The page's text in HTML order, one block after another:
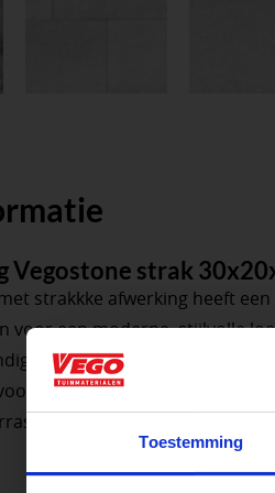
Toestemming
Vegostone strak
strakkke afwerking heeft
voor een moderne, stijlvolle
is het product uiterst
extra veiligheid bij nat weer,
en tuinpaden.Aangepaste